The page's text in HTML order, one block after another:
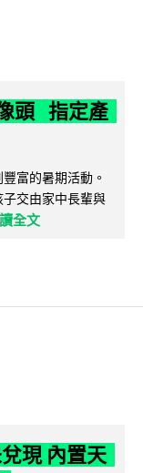
頭 指定產
富的暑期活動。
交由家中長輩與
全文
現 內置天